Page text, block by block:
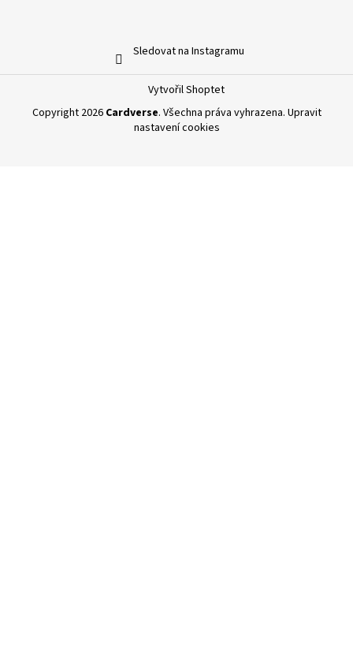
Sledovat na Instagramu
Vytvořil Shoptet
Copyright 2026 Cardverse. Všechna práva vyhrazena. Upravit
nastavení cookies